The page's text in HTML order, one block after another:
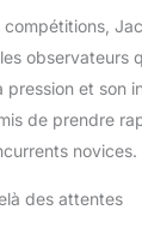
compétitions,
observateurs
et son
de prendre
novices.
des attentes